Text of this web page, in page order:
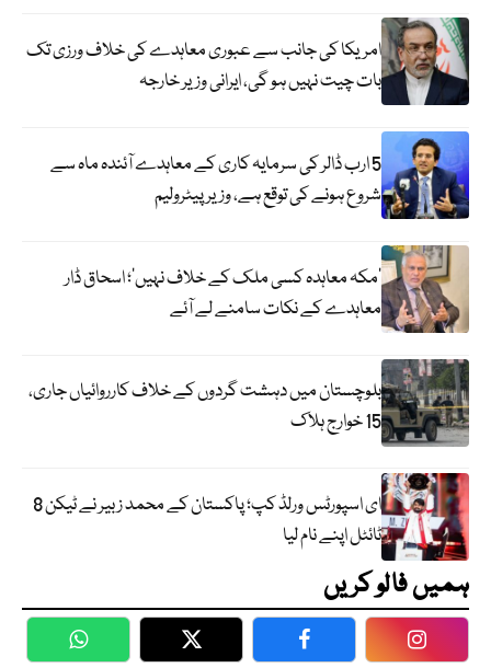
امریکا کی جانب سے عبوری معاہدے کی خلاف ورزی تک
بات چیت نہیں ہو گی، ایرانی وزیر خارجہ
5 ارب ڈالر کی سرمایہ کاری کے معاہدے آئندہ ماہ سے
شروع ہونے کی توقع ہے، وزیر پیٹرولیم
‘مکہ معاہدہ کسی ملک کے خلاف نہیں’؛ اسحاق ڈار
معاہدے کے نکات سامنے لے آئے
بلوچستان میں دہشت گردوں کے خلاف کارروائیاں جاری،
15 خوارج ہلاک
ای اسپورٹس ورلڈ کپ؛ پاکستان کے محمد زبیر نے ٹیکن 8
ٹائٹل اپنے نام لیا
ہمیں فالو کریں
WhatsApp Twitter Facebook